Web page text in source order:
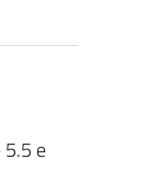
5.5 e